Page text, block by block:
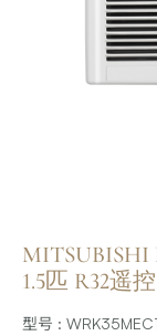
MITSUBISHI
1.5匹 R32遥
型号 : WRK35MEC1